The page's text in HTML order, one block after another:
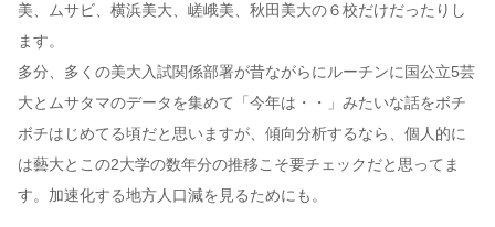
美、ムサビ、横浜美大、嵯峨美、秋田美大の６校だけだったりし
ます。
多分、多くの美大入試関係部署が昔ながらにルーチンに国公立5芸
大とムサタマのデータを集めて「今年は・・」みたいな話をボチ
ボチはじめてる頃だと思いますが、傾向分析するなら、個人的に
は藝大とこの2大学の数年分の推移こそ要チェックだと思ってま
す。加速化する地方人口減を見るためにも。